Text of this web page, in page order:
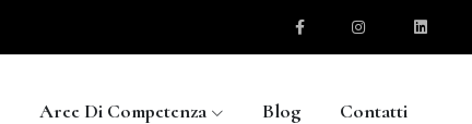
Aree Di Competenza Blog Contatti